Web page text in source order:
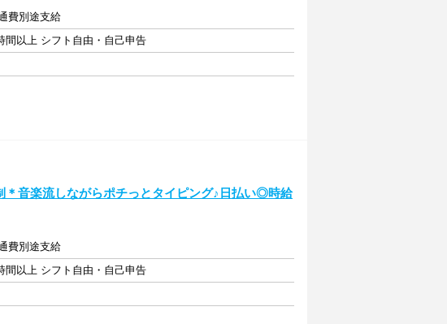
費別途支給
間以上 シフト自由・自己申告
＊音楽流しながらポチっとタイピング♪日払い◎時給
費別途支給
間以上 シフト自由・自己申告